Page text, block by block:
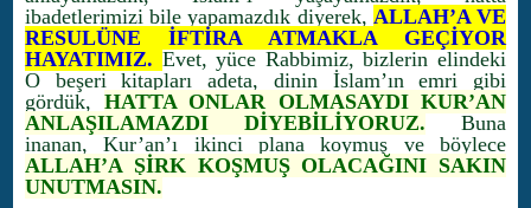
ibadetlerimizi bile yapamazdık diyerek, ALLAH’A VE
RESULÜNE İFTİRA ATMAKLA GEÇİYOR
HAYATIMIZ. Evet, yüce Rabbimiz, bizlerin elindeki
O beşeri kitapları adeta, dinin İslam’ın emri gibi
gördük, HATTA ONLAR OLMASAYDI KUR’AN
ANLAŞILAMAZDI DİYEBİLİYORUZ. Buna
inanan, Kur’an’ı ikinci plana koymuş ve böylece
ALLAH’A ŞİRK KOŞMUŞ OLACAĞINI SAKIN
UNUTMASIN.